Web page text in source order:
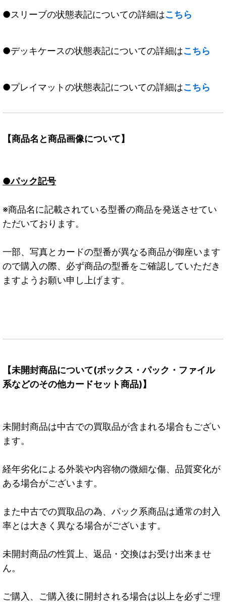
●スリーブの状態表記についての詳細はこちら
●デッキケースの状態表記についての詳細はこちら
●プレイマットの状態表記についての詳細はこちら
【商品名と商品画像について】
●パック記号
※商品名に記載されている型番の商品を発送させてい
ただいております。
一部、写真とカードの型番が異なる商品が御座います
ので購入の際、必ず商品の型番をご確認していただき
ますようお願い申し上げます。
【未開封商品について(ボックス・パック・ファイル
系などのその他カードセット商品)】
未開封商品は中古での買取品が含まれる場合もござい
ます。
経年劣化による外装や内容物の微細な傷、品質変化が
ある場合がございます。
また中古での買取品の為、パック系商品は通常の封入
率とは大きく異なる場合がございます。
未開封商品の性質上、返品・交換はお受け出来ませ
ん。
ご購入、ご購入後に開封される場合は以上を必ずご理